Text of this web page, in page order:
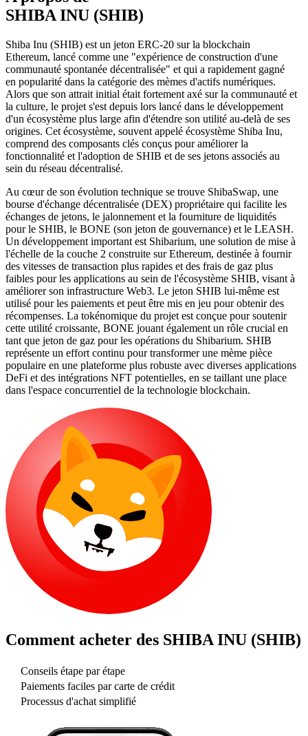
SHIBA INU (SHIB)
Shiba Inu (SHIB) est un jeton ERC-20 sur la blockchain
Ethereum, lancé comme une "expérience de construction d'une
communauté spontanée décentralisée" et qui a rapidement gagné
en popularité dans la catégorie des mèmes d'actifs numériques.
Alors que son attrait initial était fortement axé sur la communauté et
la culture, le projet s'est depuis lors lancé dans le développement
d'un écosystème plus large afin d'étendre son utilité au-delà de ses
origines. Cet écosystème, souvent appelé écosystème Shiba Inu,
comprend des composants clés conçus pour améliorer la
fonctionnalité et l'adoption de SHIB et de ses jetons associés au
sein du réseau décentralisé.
Au cœur de son évolution technique se trouve ShibaSwap, une
bourse d'échange décentralisée (DEX) propriétaire qui facilite les
échanges de jetons, le jalonnement et la fourniture de liquidités
pour le SHIB, le BONE (son jeton de gouvernance) et le LEASH.
Un développement important est Shibarium, une solution de mise à
l'échelle de la couche 2 construite sur Ethereum, destinée à fournir
des vitesses de transaction plus rapides et des frais de gaz plus
faibles pour les applications au sein de l'écosystème SHIB, visant à
améliorer son infrastructure Web3. Le jeton SHIB lui-même est
utilisé pour les paiements et peut être mis en jeu pour obtenir des
récompenses. La tokénomique du projet est conçue pour soutenir
cette utilité croissante, BONE jouant également un rôle crucial en
tant que jeton de gaz pour les opérations du Shibarium. SHIB
représente un effort continu pour transformer une mème pièce
populaire en une plateforme plus robuste avec diverses applications
DeFi et des intégrations NFT potentielles, en se taillant une place
dans l'espace concurrentiel de la technologie blockchain.
Comment acheter des SHIBA INU (SHIB)
Conseils étape par étape
Paiements faciles par carte de crédit
Processus d'achat simplifié